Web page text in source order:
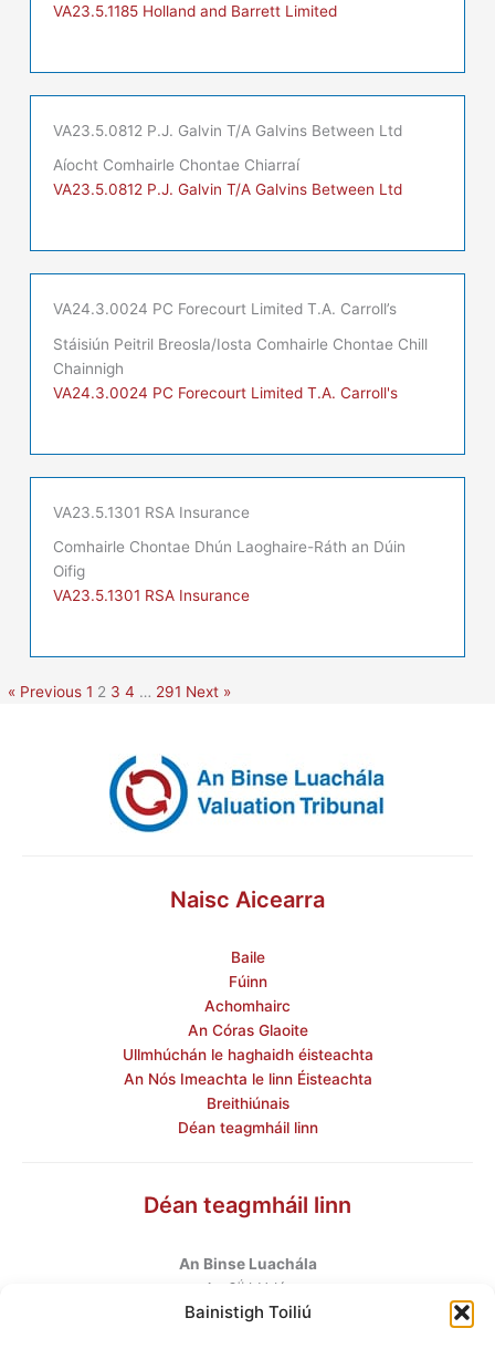
Bainistigh Toiliú
VA23.5.1185 Holland and Barrett Limited
VA23.5.0812 P.J. Galvin T/A Galvins Between Ltd
Aíocht Comhairle Chontae Chiarraí
VA23.5.0812 P.J. Galvin T/A Galvins Between Ltd
VA24.3.0024 PC Forecourt Limited T.A. Carroll’s
Stáisiún Peitril Breosla/Iosta Comhairle Chontae Chill
Chainnigh
VA24.3.0024 PC Forecourt Limited T.A. Carroll's
VA23.5.1301 RSA Insurance
Comhairle Chontae Dhún Laoghaire-Ráth an Dúin
Oifig
VA23.5.1301 RSA Insurance
« Previous 1 2 3 4 … 291 Next »
Naisc Aicearra
Baile
Fúinn
Achomhairc
An Córas Glaoite
Ullmhúchán le haghaidh éisteachta
An Nós Imeachta le linn Éisteachta
Breithiúnais
Déan teagmháil linn
Déan teagmháil linn
An Binse Luachála
An 6úhUrlár
Halla Mhargadh na Feirme